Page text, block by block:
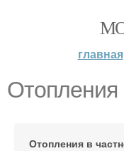
главная
Отопления
Отопления в